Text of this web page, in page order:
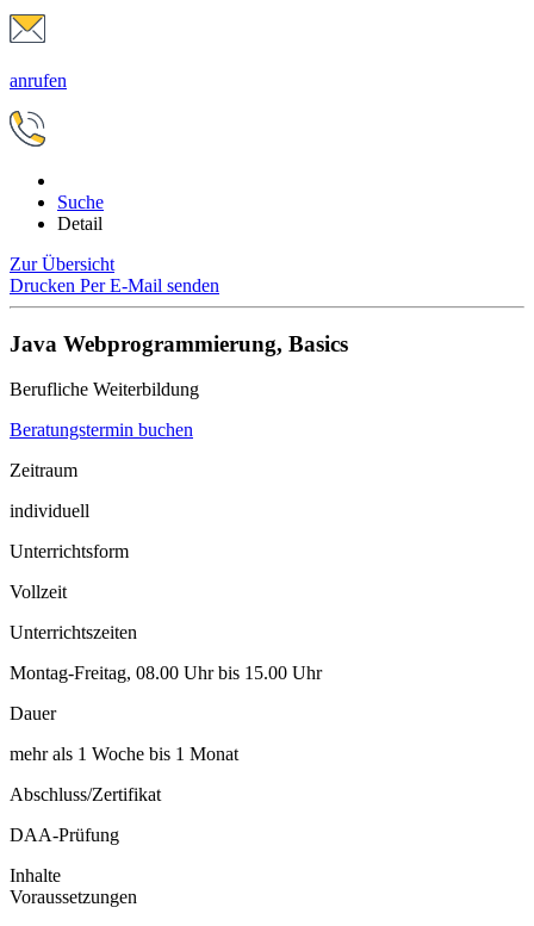
anrufen
Suche
Detail
Zur Übersicht
Drucken Per E-Mail senden
Java Webprogrammierung, Basics
Berufliche Weiterbildung
Beratungstermin buchen
Zeitraum
individuell
Unterrichtsform
Vollzeit
Unterrichtszeiten
Montag-Freitag, 08.00 Uhr bis 15.00 Uhr
Dauer
mehr als 1 Woche bis 1 Monat
Abschluss/Zertifikat
DAA-Prüfung
Inhalte
Voraussetzungen